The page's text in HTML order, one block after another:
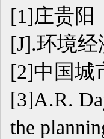
[1]庄贵阳
[J].环境经
[2]中国城
[3]A.R.
the